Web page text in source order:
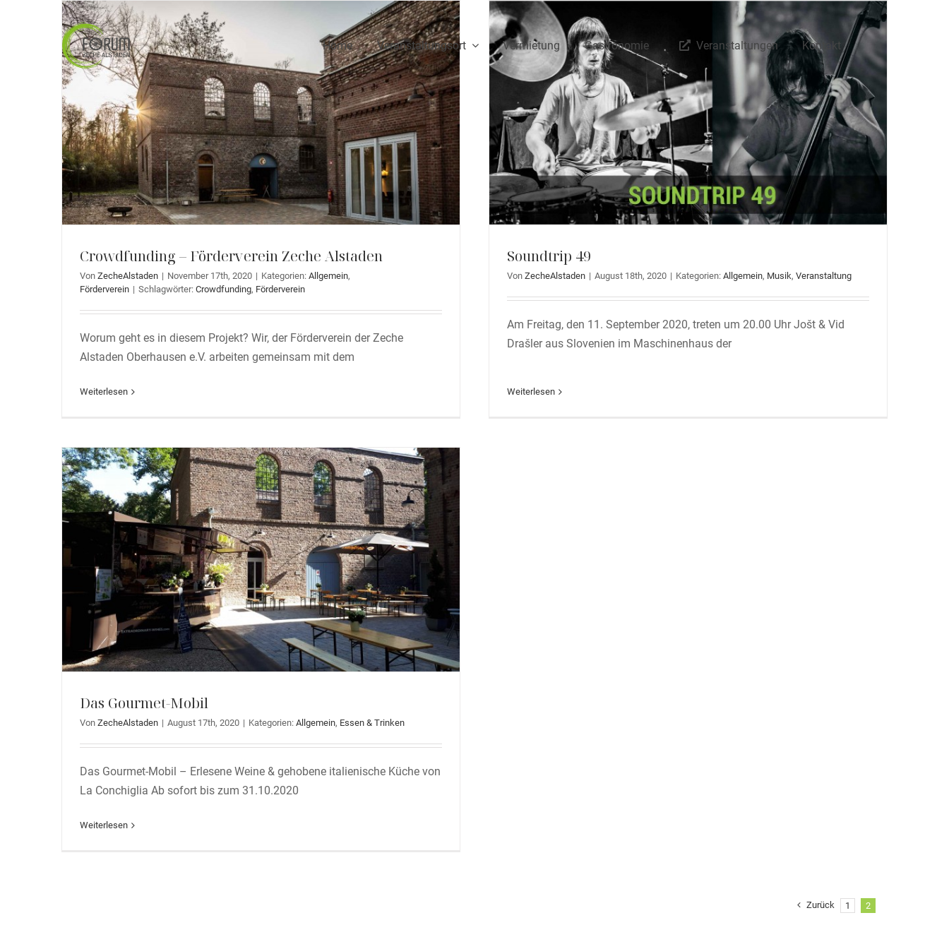
Home Veranstaltungsort Vermietung Gastronomie Veranstaltungen Kontakt
Crowdfunding – Förderverein Zeche Alstaden
Von ZecheAlstaden | November 17th, 2020 | Kategorien: Allgemein,
Förderverein | Schlagwörter: Crowdfunding, Förderverein
Worum geht es in diesem Projekt? Wir, der Förderverein der Zeche
Alstaden Oberhausen e.V. arbeiten gemeinsam mit dem
Weiterlesen
Soundtrip 49
Von ZecheAlstaden | August 18th, 2020 | Kategorien: Allgemein, Musik, Veranstaltung
Am Freitag, den 11. September 2020, treten um 20.00 Uhr Jošt & Vid
Drašler aus Slovenien im Maschinenhaus der
Weiterlesen
Das Gourmet-Mobil
Essen & Trinken
Das Gourmet-Mobil
Von ZecheAlstaden | August 17th, 2020 | Kategorien: Allgemein, Essen & Trinken
Das Gourmet-Mobil – Erlesene Weine & gehobene italienische Küche von
La Conchiglia Ab sofort bis zum 31.10.2020
Weiterlesen
Zurück 1 2